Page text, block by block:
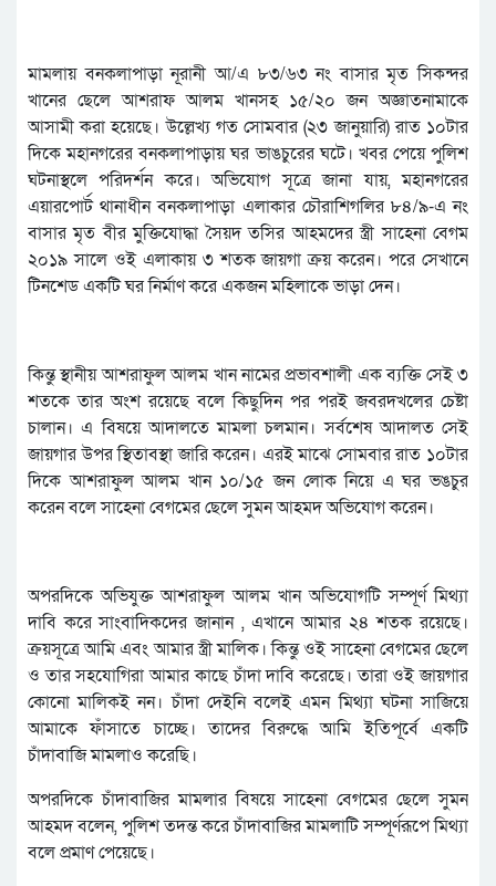
মামলায় বনকলাপাড়া নূরানী আ/এ ৮৩/৬৩ নং বাসার মৃত সিকন্দর
খানের ছেলে আশরাফ আলম খানসহ ১৫/২০ জন অজ্ঞাতনামাকে
আসামী করা হয়েছে। উল্লেখ্য গত সোমবার (২৩ জানুয়ারি) রাত ১০টার
দিকে মহানগরের বনকলাপাড়ায় ঘর ভাঙচুরের ঘটে। খবর পেয়ে পুলিশ
ঘটনাস্থলে পরিদর্শন করে। অভিযোগ সূত্রে জানা যায়, মহানগরের
এয়ারপোর্ট থানাধীন বনকলাপাড়া এলাকার চৌরাশিগলির ৮৪/৯-এ নং
বাসার মৃত বীর মুক্তিযোদ্ধা সৈয়দ তসির আহমদের স্ত্রী সাহেনা বেগম
২০১৯ সালে ওই এলাকায় ৩ শতক জায়গা ক্রয় করেন। পরে সেখানে
টিনশেড একটি ঘর নির্মাণ করে একজন মহিলাকে ভাড়া দেন।
কিন্তু স্থানীয় আশরাফুল আলম খান নামের প্রভাবশালী এক ব্যক্তি সেই ৩
শতকে তার অংশ রয়েছে বলে কিছুদিন পর পরই জবরদখলের চেষ্টা
চালান। এ বিষয়ে আদালতে মামলা চলমান। সর্বশেষ আদালত সেই
জায়গার উপর স্থিতাবস্থা জারি করেন। এরই মাঝে সোমবার রাত ১০টার
দিকে আশরাফুল আলম খান ১০/১৫ জন লোক নিয়ে এ ঘর ভঙচুর
করেন বলে সাহেনা বেগমের ছেলে সুমন আহমদ অভিযোগ করেন।
অপরদিকে অভিযুক্ত আশরাফুল আলম খান অভিযোগটি সম্পূর্ণ মিথ্যা
দাবি করে সাংবাদিকদের জানান , এখানে আমার ২৪ শতক রয়েছে।
ক্রয়সূত্রে আমি এবং আমার স্ত্রী মালিক। কিন্তু ওই সাহেনা বেগমের ছেলে
ও তার সহযোগিরা আমার কাছে চাঁদা দাবি করেছে। তারা ওই জায়গার
কোনো মালিকই নন। চাঁদা দেইনি বলেই এমন মিথ্যা ঘটনা সাজিয়ে
আমাকে ফাঁসাতে চাচ্ছে। তাদের বিরুদ্ধে আমি ইতিপূর্বে একটি
চাঁদাবাজি মামলাও করেছি।
অপরদিকে চাঁদাবাজির মামলার বিষয়ে সাহেনা বেগমের ছেলে সুমন
আহমদ বলেন, পুলিশ তদন্ত করে চাঁদাবাজির মামলাটি সম্পূর্ণরূপে মিথ্যা
বলে প্রমাণ পেয়েছে।